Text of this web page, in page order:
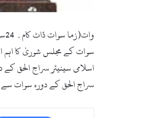
سوات کے مجلس شوریٰ کا اہم
اسلامی سینیٹر سراج الحق
سراج الحق کے دورہ سوات سے